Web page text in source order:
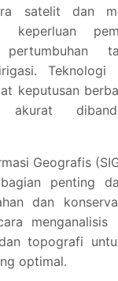
satelit dan
keperluan
pertumbuhan
Teknologi
keputusan
Geografis
penting
dan
menganalisis
topografi
optimal.